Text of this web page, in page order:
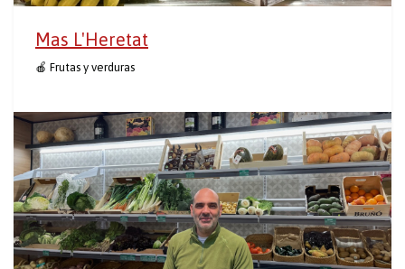
Mas L'Heretat
🍎 Frutas y verduras